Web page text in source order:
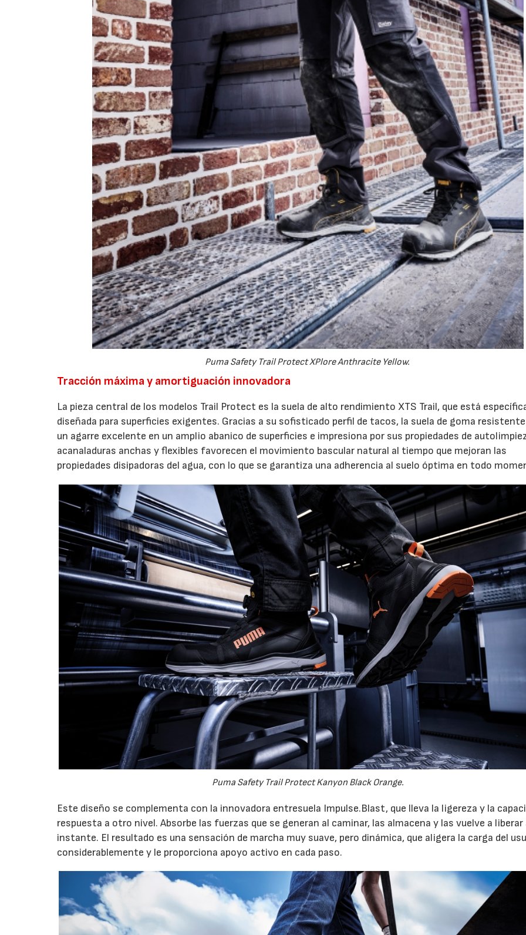
Puma Safety Trail Protect XPlore Anthracite Yellow.
Tracción máxima y amortiguación innovadora
La pieza central de los modelos Trail Protect es la suela de alto rendimiento XTS Trail, que está
diseñada para superficies exigentes. Gracias a su sofisticado perfil de tacos, la suela de goma
un agarre excelente en un amplio abanico de superficies e impresiona por sus propiedades de
acanaladuras anchas y flexibles favorecen el movimiento bascular natural al tiempo que mejoran las
propiedades disipadoras del agua, con lo que se garantiza una adherencia al suelo óptima en todo
Puma Safety Trail Protect Kanyon Black Orange.
Este diseño se complementa con la innovadora entresuela Impulse.Blast, que lleva la ligereza y la
respuesta a otro nivel. Absorbe las fuerzas que se generan al caminar, las almacena y las vuelve a liberar
instante. El resultado es una sensación de marcha muy suave, pero dinámica, que aligera la carga del
considerablemente y le proporciona apoyo activo en cada paso.